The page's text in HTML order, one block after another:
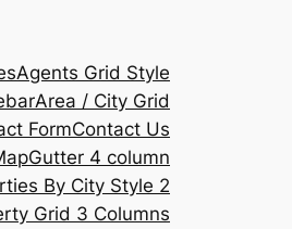
Agents Grid Style
Area / City Grid
FormContact Us
Gutter 4 column
By City Style 2
Grid 3 Columns